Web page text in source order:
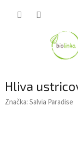
Hliva
Značka:Salvia Paradise